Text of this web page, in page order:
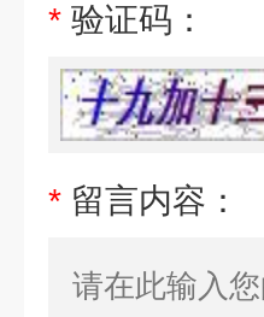
* 验证码：
* 留言内容：